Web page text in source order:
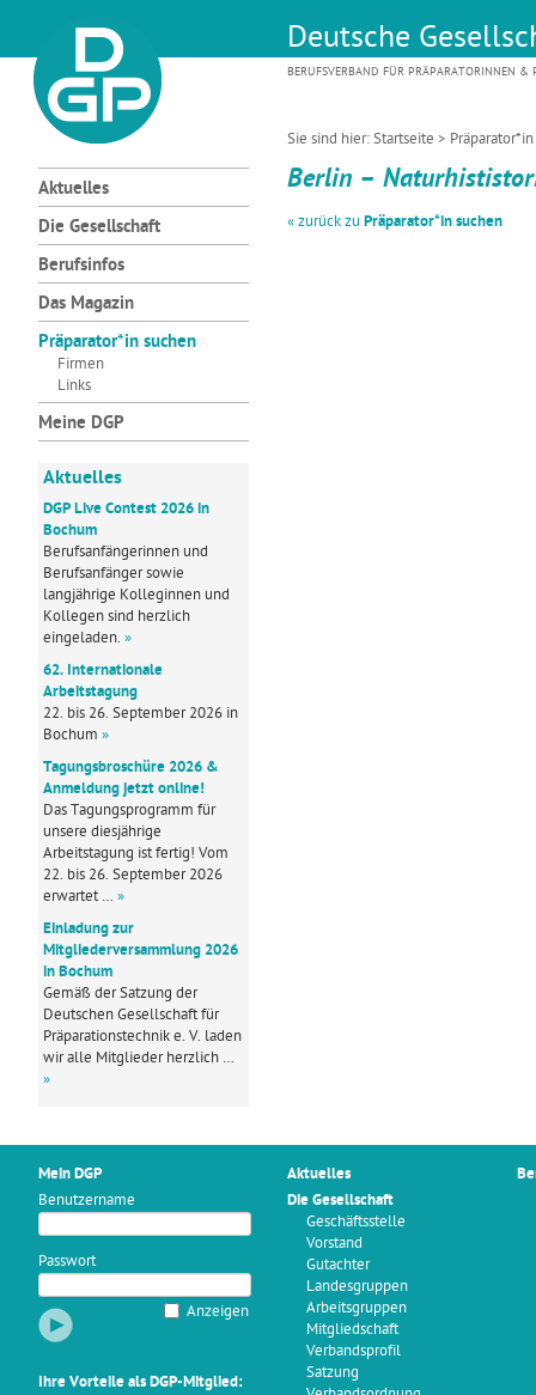
Deutsche
BERUFSVERBAND FÜR PRÄPARATORINNEN &
Sie sind hier:Startseite >
Aktuelles
Die Gesellschaft
Berufsinfos
Das Magazin
Präparator*in suchen
Firmen
Links
Meine DGP
Aktuelles
DGP Live Contest 2026 in
Bochum
Berufsanfängerinnen und
Berufsanfänger sowie
langjährige Kolleginnen und
Kollegen sind herzlich
eingeladen. »
62. Internationale
Arbeitstagung
22. bis 26. September 2026 in
Bochum »
Tagungsbroschüre 2026 &
Anmeldung jetzt online!
Das Tagungsprogramm für
unsere diesjährige
Arbeitstagung ist fertig! Vom
22. bis 26. September 2026
erwartet … »
Einladung zur
Mitgliederversammlung 2026
in Bochum
Gemäß der Satzung der
Deutschen Gesellschaft für
Präparationstechnik e. V. laden
wir alle Mitglieder herzlich …
»
Berlin –
« zurück zu Präparator*in suchen
Mein DGP
Benutzername
Passwort
Anzeigen
Ihre Vorteile als DGP-Mitglied:
Aktuelles
Die Gesellschaft
Geschäftsstelle
Vorstand
Gutachter
Landesgruppen
Arbeitsgruppen
Mitgliedschaft
Verbandsprofil
Satzung